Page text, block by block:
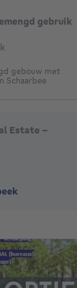
gebruik
gebouw met
Schaarbee
Estate -